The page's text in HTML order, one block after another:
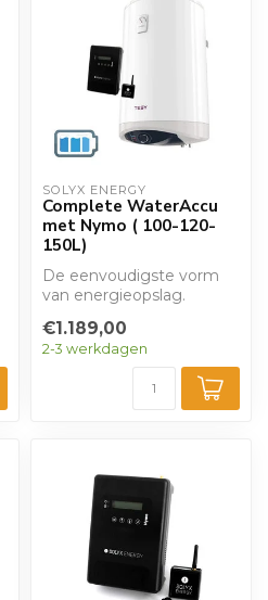
SOLYX ENERGY
Complete WaterAccu
met Nymo ( 100-120-
150L)
De eenvoudigste vorm
van energieopslag.
energiemanager en Mo...
€1.189,00
2-3 werkdagen